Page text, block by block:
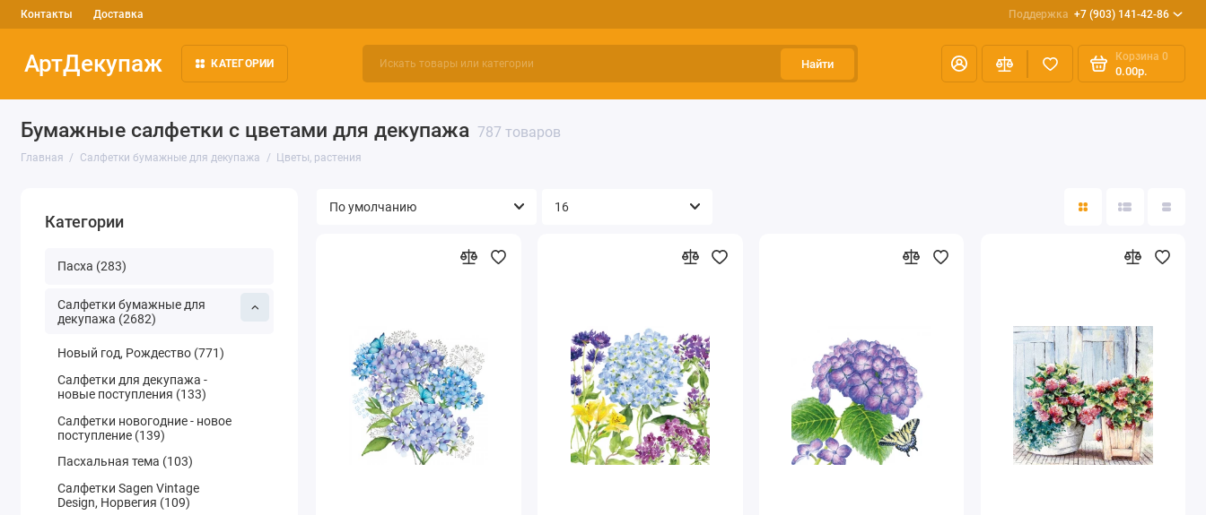
Контакты Доставка Поддержка +7 (903) 141-42-86
АртДекупаж КАТЕГОРИИ Найти
Корзина 0
0.00р.
Бумажные салфетки с цветами для декупажа 787 товаров
Главная Салфетки бумажные для декупажа Цветы, растения
Категории
Пасха (283)
Салфетки бумажные для
декупажа (2682)
Новый год, Рождество (771)
Салфетки для декупажа -
новые поступления (133)
Салфетки новогодние - новое
поступление (139)
Пасхальная тема (103)
Салфетки Sagen Vintage
Design, Норвегия (109)